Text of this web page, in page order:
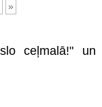
»
ceļmalā!" un